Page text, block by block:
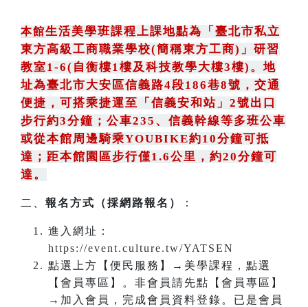
本館生活美學班課程上課地點為 「 臺北市私立
東方高級工商職業學校(簡稱東方工商) 」 研習
教室1-6(自衡樓1樓及科技教學大樓3樓)。地
址為臺北市大安區信義路4段186巷8號 ， 交通
便捷，可搭乘捷運至「信義安和站」2號出口
步行約3分鐘 ； 公車235 、 信義幹線等多班公車
或從本館周邊騎乘YOUBIKE約10分鐘可抵
達；距本館園區步行僅1.6公里，約20分鐘可
達。
二、 報名方式（採網路報名） ：
進入網址：
https://event.culture.tw/YATSEN
點選上方【便民服務】→美學課程，點選
【會員專區】。非會員請先點【會員專區】
→加入會員，完成會員資料登錄。已是會員